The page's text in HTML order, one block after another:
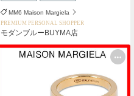
MM6 Maison Margiela
PREMIUM PERSONAL SHOPPER
モダンブルーBUYMA店